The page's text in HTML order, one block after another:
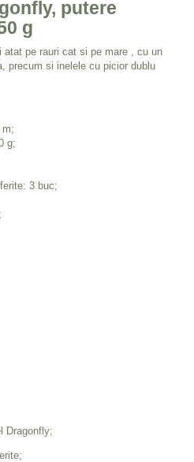
ly, putere
g
atat pe rauri cat si pe mare , cu un
precum si inelele cu picior dublu
m;
g;
3 buc;
Dragonfly;